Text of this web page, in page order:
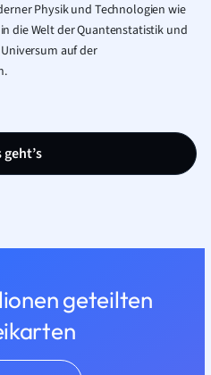
Physik und Technologien wie
die Welt der Quantenstatistik und
auf der
geht’s
geteilten